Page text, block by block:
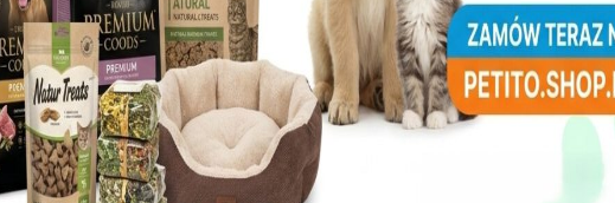
w naszych dietach. Powstają one po długich i dogłębnych badaniach
z Wydziałem Żywienia Zwierząt Uniwersytetu Fryderyka II w Neapolu.
idealnych strategii żywieniowych, dostosowanych do fizjologii psów, pozwoliło
naturalną linię weterynaryjną.